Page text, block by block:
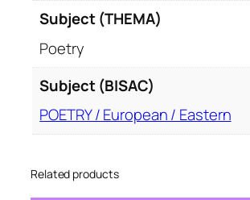
Subject (THEMA)
Poetry
Subject (BISAC)
POETRY / European / Eastern
Related products